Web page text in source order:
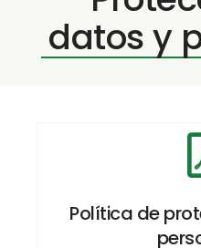
datos y
Política de